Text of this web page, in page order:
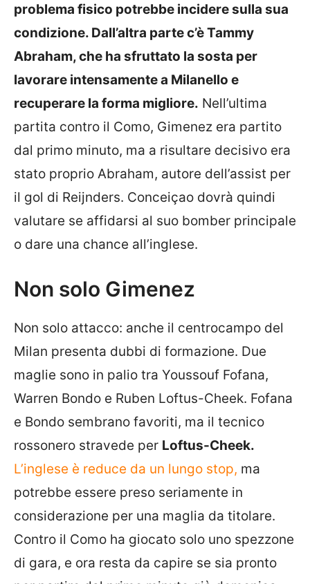
problema fisico potrebbe incidere sulla sua
condizione. Dall’altra parte c’è Tammy
Abraham, che ha sfruttato la sosta per
lavorare intensamente a Milanello e
recuperare la forma migliore. Nell’ultima
partita contro il Como, Gimenez era partito
dal primo minuto, ma a risultare decisivo era
stato proprio Abraham, autore dell’assist per
il gol di Reijnders. Conceiçao dovrà quindi
valutare se affidarsi al suo bomber principale
o dare una chance all’inglese.
Non solo Gimenez
Non solo attacco: anche il centrocampo del
Milan presenta dubbi di formazione. Due
maglie sono in palio tra Youssouf Fofana,
Warren Bondo e Ruben Loftus-Cheek. Fofana
e Bondo sembrano favoriti, ma il tecnico
rossonero stravede per Loftus-Cheek.
L’inglese è reduce da un lungo stop, ma
potrebbe essere preso seriamente in
considerazione per una maglia da titolare.
Contro il Como ha giocato solo uno spezzone
di gara, e ora resta da capire se sia pronto